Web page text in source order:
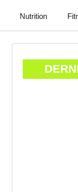
Nutrition